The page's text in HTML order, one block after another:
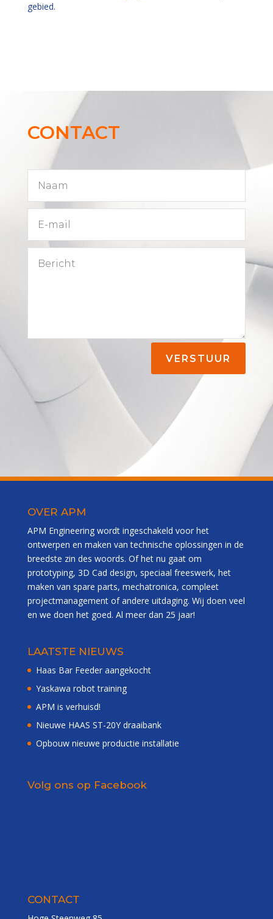
gebied.
CONTACT
VERSTUUR
OVER APM
APM Engineering wordt ingeschakeld voor het
ontwerpen en maken van technische oplossingen in de
breedste zin des woords. Of het nu gaat om
prototyping, 3D Cad design, speciaal freeswerk, het
maken van spare parts, mechatronica, compleet
projectmanagement of andere uitdaging. Wij doen veel
en we doen het goed. Al meer dan 25 jaar!
LAATSTE NIEUWS
Haas Bar Feeder aangekocht
Yaskawa robot training
APM is verhuisd!
Nieuwe HAAS ST-20Y draaibank
Opbouw nieuwe productie installatie
Volg ons op Facebook
CONTACT